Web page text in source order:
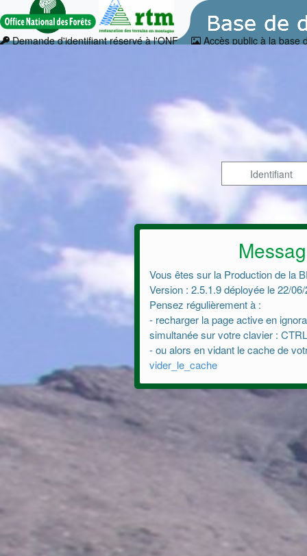
Demande d'identifiant réservé à l'ONF Accès public à la base
Vous êtes sur la Production de la
Version : 2.5.1.9 déployée le 22/
Pensez régulièrement à :
- recharger la page active en
simultanée sur votre clavier :
- ou alors en vidant le cache de
vider_le_cache